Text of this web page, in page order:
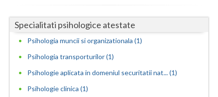
Mures
Neamt
Specialitati psihologice atestate
Psihologia muncii si organizationala (1)
Psihologia transporturilor (1)
Psihologie aplicata in domeniul securitatii nat... (1)
Psihologie clinica (1)